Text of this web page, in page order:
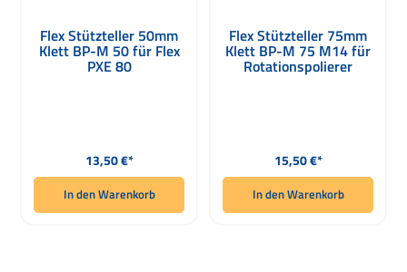
Flex Stützteller 50mm
Klett BP-M 50 für Flex
PXE 80
Regulärer Preis:
13,50 €*
In den Warenkorb
Flex Stützteller 75mm
Klett BP-M 75 M14 für
Rotationspolierer
Regulärer Preis:
15,50 €*
In den Warenkorb